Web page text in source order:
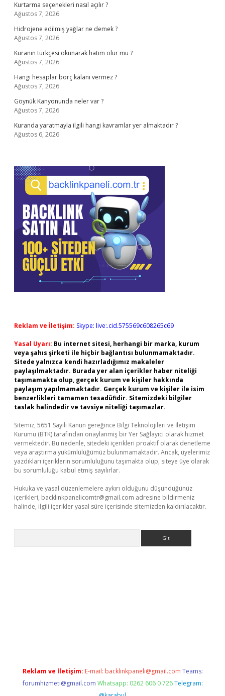
Kurtarma seçenekleri nasıl açılır ?
Ağustos 7, 2026
Hidrojene edilmiş yağlar ne demek ?
Ağustos 7, 2026
Kuranın türkçesi okunarak hatim olur mu ?
Ağustos 7, 2026
Hangi hesaplar borç kalanı vermez ?
Ağustos 7, 2026
Göynük Kanyonunda neler var ?
Ağustos 7, 2026
Kuranda yaratmayla ilgili hangi kavramlar yer almaktadır ?
Ağustos 6, 2026
Reklam ve İletişim: Skype: live:.cid.575569c608265c69
Yasal Uyarı: Bu internet sitesi, herhangi bir marka, kurum
veya şahıs şirketi ile hiçbir bağlantısı bulunmamaktadır.
Sitede yalnızca kendi hazırladığımız makaleler
paylaşılmaktadır. Burada yer alan içerikler haber niteliği
taşımamakta olup, gerçek kurum ve kişiler hakkında
paylaşım yapılmamaktadır. Gerçek kurum ve kişiler ile isim
benzerlikleri tamamen tesadüfidir. Sitemizdeki bilgiler
taslak halindedir ve tavsiye niteliği taşımazlar.
Sitemiz, 5651 Sayılı Kanun gereğince Bilgi Teknolojileri ve İletişim
Kurumu (BTK) tarafından onaylanmış bir Yer Sağlayıcı olarak hizmet
vermektedir. Bu nedenle, sitedeki içerikleri proaktif olarak denetleme
veya araştırma yükümlülüğümüz bulunmamaktadır. Ancak, üyelerimiz
yazdıkları içeriklerin sorumluluğunu taşımakta olup, siteye üye olarak
bu sorumluluğu kabul etmiş sayılırlar.
Hukuka ve yasal düzenlemelere aykırı olduğunu düşündüğünüz
içerikleri, backlinkpanelicomtr@gmail.com adresine bildirmeniz
halinde, ilgili içerikler yasal süre içerisinde sitemizden kaldırılacaktır.
Reklam ve İletişim: E-mail: backlinkpaneli@gmail.com Teams:
forumhizmeti@gmail.com Whatsapp: 0262 606 0 726 Telegram: